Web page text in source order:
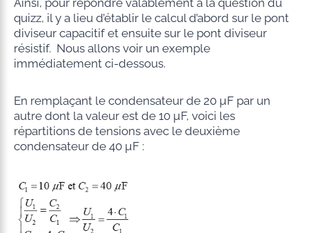
quizz, il y a lieu d’établir le calcul d’abord sur le pont
diviseur capacitif et ensuite sur le pont diviseur
résistif. Nous allons voir un exemple
immédiatement ci-dessous.
En remplaçant le condensateur de 20 µF par un
autre dont la valeur est de 10 µF, voici les
répartitions de tensions avec le deuxième
condensateur de 40 µF :